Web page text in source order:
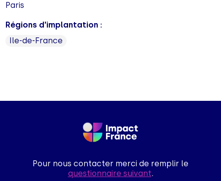
Paris
Régions d'implantation :
Ile-de-France
Pour nous contacter merci de remplir le
questionnaire suivant.